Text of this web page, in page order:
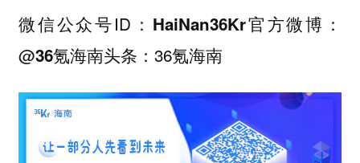
微信公众号ID： HaiNan36Kr官方微博：
@36氪海南头条：36氪海南